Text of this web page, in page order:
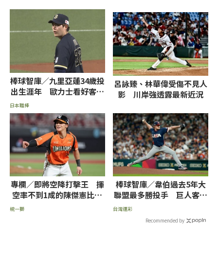
棒球智庫／九里亞蓮34歲投
出生涯年 歐力士看好客場
日本職棒
呂詠臻、林華偉受傷不見人
影 川岸強透露最新近況
專欄／即將空降打擊王 揮
空率不到1成的陳傑憲比張
統一獅
棒球智庫／韋伯過去5年大
聯盟最多勝投手 巨人客場
台灣運彩
Recommended by